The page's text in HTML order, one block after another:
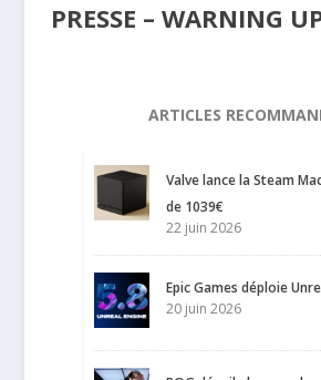
PRESSE – WARNING
ARTICLES
Valve lance la Steam
de 1039€
22 juin 2026
Epic Games déploie
20 juin 2026